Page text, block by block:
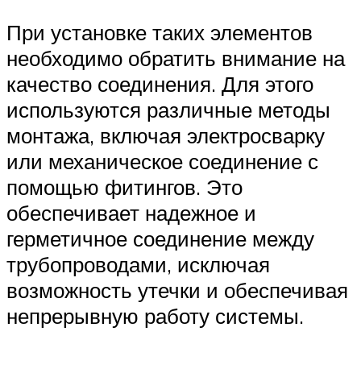
При установке таких элементов
необходимо обратить внимание на
качество соединения. Для этого
используются различные методы
монтажа, включая электросварку
или механическое соединение с
помощью фитингов. Это
обеспечивает надежное и
герметичное соединение между
трубопроводами, исключая
возможность утечки и обеспечивая
непрерывную работу системы.